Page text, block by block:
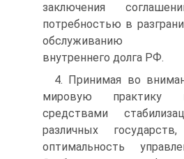
заключения
потребностью в
обслуживанию
внутреннего долга РФ.
4. Принимая во
мировую практику
средствами
различных
оптимальность